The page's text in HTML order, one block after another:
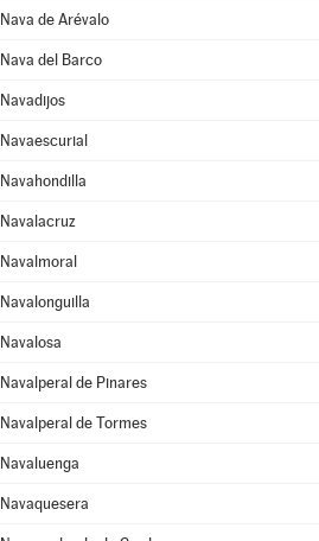
Nava de Arévalo
Nava del Barco
Navadijos
Navaescurial
Navahondilla
Navalacruz
Navalmoral
Navalonguilla
Navalosa
Navalperal de Pinares
Navalperal de Tormes
Navaluenga
Navaquesera